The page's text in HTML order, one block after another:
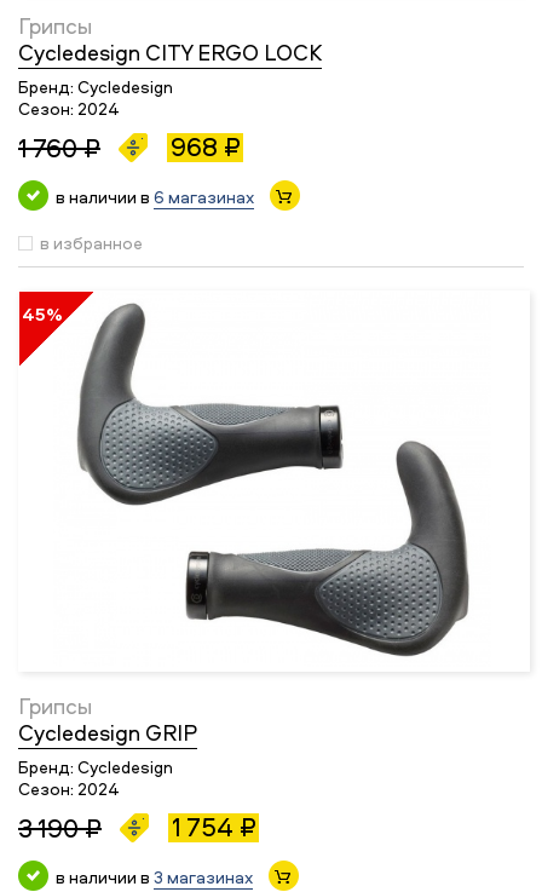
Грипсы
Cycledesign CITY ERGO LOCK
Бренд: Cycledesign
Сезон: 2024
1 760 ₽ 968 ₽
в наличии в 6 магазинах
в избранное
45%
Грипсы
Cycledesign GRIP
Бренд: Cycledesign
Сезон: 2024
3 190 ₽ 1 754 ₽
в наличии в 3 магазинах